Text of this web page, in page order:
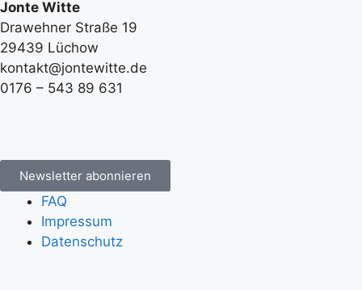
Jonte Witte
Drawehner Straße 19
29439 Lüchow
kontakt@jontewitte.de
0176 – 543 89 631
Newsletter abonnieren
FAQ
Impressum
Datenschutz